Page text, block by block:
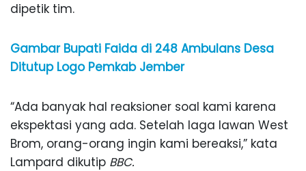
dipetik tim.
Gambar Bupati Faida di 248 Ambulans Desa
Ditutup Logo Pemkab Jember
“Ada banyak hal reaksioner soal kami karena
ekspektasi yang ada. Setelah laga lawan West
Brom, orang-orang ingin kami bereaksi,” kata
Lampard dikutip BBC.